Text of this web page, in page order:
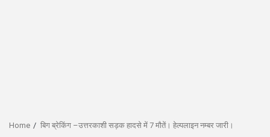
Home बिग ब्रेकिंग –उत्तरकाशी सड़क हादसे में 7 मौतें। हेल्पलाइन नम्बर जारी।